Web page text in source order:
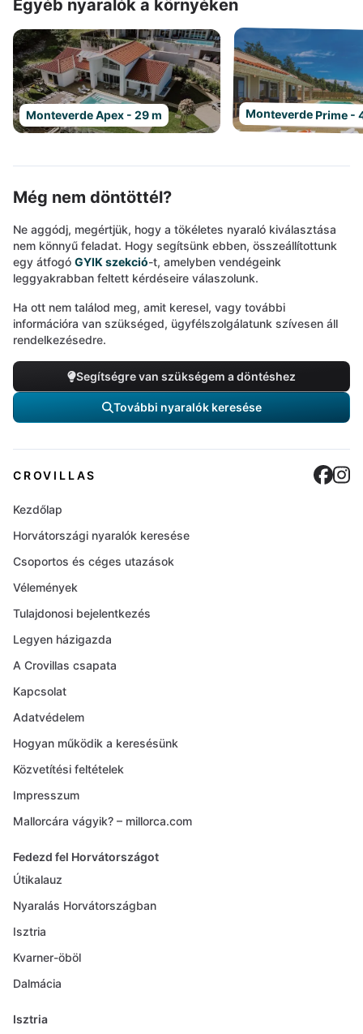
Egyéb nyaralók a környéken
Monteverde Apex - 29 m Monteverde Prime -
Még nem döntöttél?
Ne aggódj, megértjük, hogy a tökéletes nyaraló kiválasztása
nem könnyű feladat. Hogy segítsünk ebben, összeállítottunk
egy átfogó GYIK szekció-t, amelyben vendégeink
leggyakrabban feltett kérdéseire válaszolunk.
Ha ott nem találod meg, amit keresel, vagy további
információra van szükséged, ügyfélszolgálatunk szívesen áll
rendelkezésedre.
Segítségre van szükségem a döntéshez
További nyaralók keresése
CROVILLAS
Kezdőlap
Horvátországi nyaralók keresése
Csoportos és céges utazások
Vélemények
Tulajdonosi bejelentkezés
Legyen házigazda
A Crovillas csapata
Kapcsolat
Adatvédelem
Hogyan működik a keresésünk
Közvetítési feltételek
Impresszum
Mallorcára vágyik? – millorca.com
Fedezd fel Horvátországot
Útikalauz
Nyaralás Horvátországban
Isztria
Kvarner-öböl
Dalmácia
Isztria